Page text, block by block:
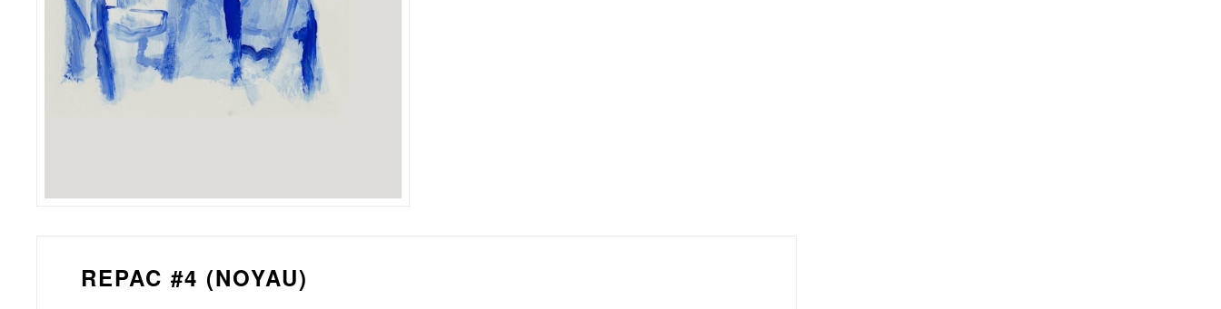
REPAC #4 (NOYAU)